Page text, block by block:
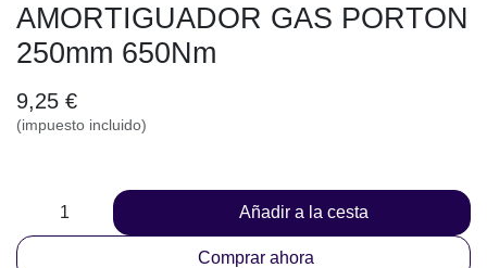
AMORTIGUADOR GAS PORTON 250mm 650Nm
9,25€
(impuesto incluido)
Comprar ahora